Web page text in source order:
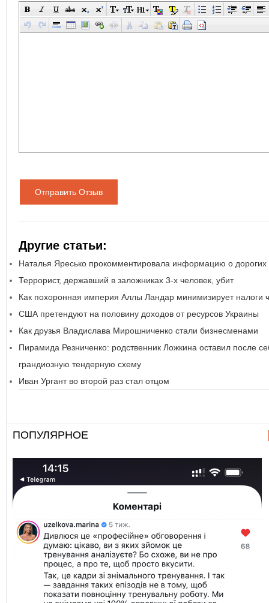
Отправить Отзыв
Другие статьи:
Наталья Яресько прокомментировала информацию о дорогих
Террорист, державший в заложниках 3-х человек, убит
Как похоронная империя Аллы Ландар минимизирует налоги
США претендуют на половину доходов от ресурсов Украины
Как друзья Владислава Мирошниченко стали бизнесменами
Пирамида Резниченко: родственник Ложкина оставил после
грандиозную тендерную схему
Иван Ургант во второй раз стал отцом
ПОПУЛЯРНОЕ